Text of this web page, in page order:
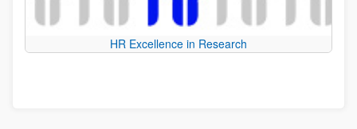
HR Excellence in Research